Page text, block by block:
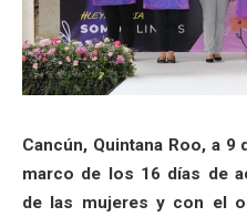
Cancún, Quintana Roo, a
marco de los 16 días de
de las mujeres y con el